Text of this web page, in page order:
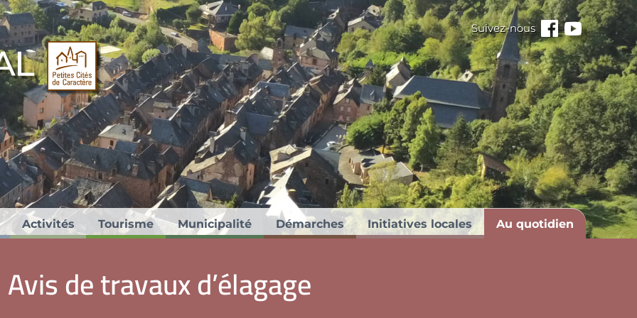
Suivez-nous
Facebook
Youtube
de Caractère®.
Activités Tourisme Municipalité Démarches Initiatives locales Au quotidien
Avis de travaux d’élagage